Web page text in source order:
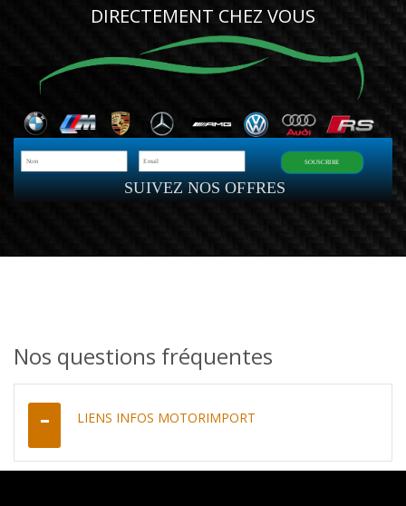
DIRECTEMENT CHEZ VOUS
SUIVEZ NOS OFFRES
SOUSCRIRE
Nos questions fréquentes
LIENS INFOS MOTORIMPORT